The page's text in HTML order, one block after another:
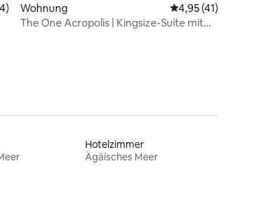
Bewertung: 5 von 5, 64 Bewertungen
Wohnung Durchschnittliche
4,95 (41)
The One Acropolis | Kingsize-Suite mit
Hotelzimmer
Ägäisches Meer